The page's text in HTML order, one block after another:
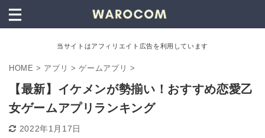
当サイトはアフィリエイト広告を利用しています
HOME > アプリ > ゲームアプリ >
【最新】イケメンが勢揃い！おすすめ恋愛乙
女ゲームアプリランキング
2022年1月17日